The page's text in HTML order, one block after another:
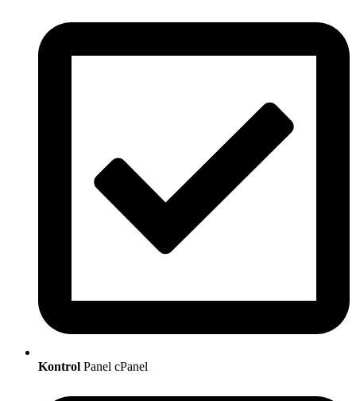
Kontrol Panel cPanel